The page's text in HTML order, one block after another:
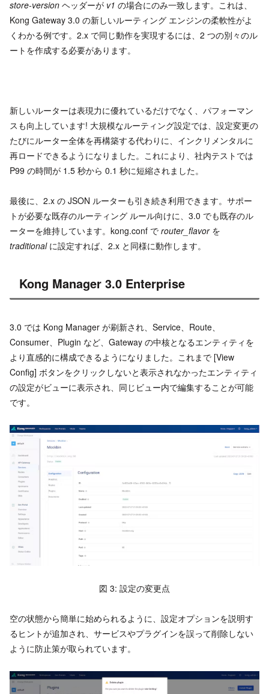
store-version ヘッダーが v1 の場合にのみ一致します。これは、
Kong Gateway 3.0 の新しいルーティング エンジンの柔軟性がよ
くわかる例です。2.x で同じ動作を実現するには、2 つの別々のル
ートを作成する必要があります。
新しいルーターは表現力に優れているだけでなく、パフォーマン
スも向上しています! 大規模なルーティング設定では、設定変更の
たびにルーター全体を再構築する代わりに、インクリメンタルに
再ロードできるようになりました。これにより、社内テストでは
P99 の時間が 1.5 秒から 0.1 秒に短縮されました。
最後に、2.x の JSON ルーターも引き続き利用できます。サポー
トが必要な既存のルーティング ルール向けに、3.0 でも既存のル
ーターを維持しています。kong.conf で router_flavorを
traditionalに設定すれば、2.x と同様に動作します。
Kong Manager 3.0 Enterprise
3.0 では Kong Manager が刷新され、Service、Route、
Consumer、Plugin など、Gateway の中核となるエンティティを
より直感的に構成できるようになりました。これまで [View
Config] ボタンをクリックしないと表示されなかったエンティティ
の設定がビューに表示され、同じビュー内で編集することが可能
です。
図 3: 設定の変更点
空の状態から簡単に始められるように、設定オプションを説明す
るヒントが追加され、サービスやプラグインを誤って削除しない
ように防止策が取られています。